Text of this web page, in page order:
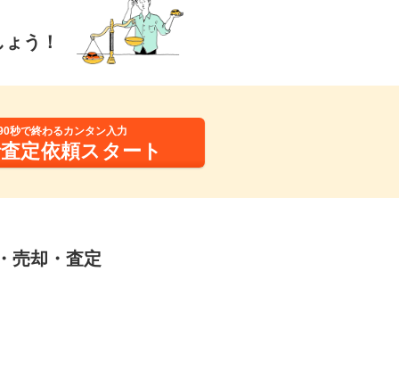
う！
秒で終わるカンタン入力
定依頼スタート
売却・査定